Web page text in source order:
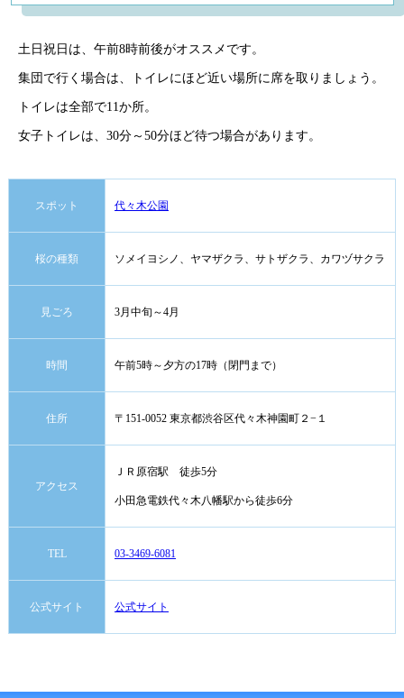
土日祝日は、午前8時前後がオススメです。
集団で行く場合は、トイレにほど近い場所に席を取りましょう。
トイレは全部で11か所。
女子トイレは、30分～50分ほど待つ場合があります。
スポット 代々木公園
桜の種類 ソメイヨシノ、ヤマザクラ、サトザクラ、カワヅサクラ
見ごろ 3月中旬～4月
時間 午前5時～夕方の17時（閉門まで）
住所 〒151-0052 東京都渋谷区代々木神園町２−１
アクセス
ＪＲ原宿駅 徒歩5分
小田急電鉄代々木八幡駅から徒歩6分
TEL 03-3469-6081
公式サイト 公式サイト